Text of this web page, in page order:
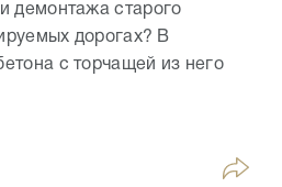
демонтажа старого
дорогах? В
с торчащей из него